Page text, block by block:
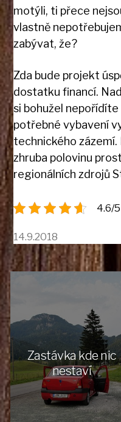
motýli, ti přece
vlastně
zabývat, že?
Zda bude projekt
dostatku financí.
si bohužel
potřebné vybavení
technického
zhruba polovinu
regionálních zdrojů
4.6/
14.9.2018
Zastávka kde nic
nestaví